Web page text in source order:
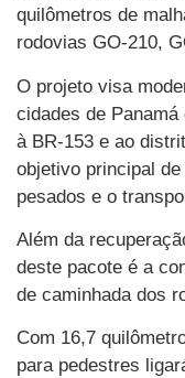
quilômetros de
rodovias GO-210,
O projeto visa
cidades de
à BR-153 e ao
objetivo principal
pesados e o
Além da
deste pacote é a
de caminhada dos
Com 16,7
para pedestres